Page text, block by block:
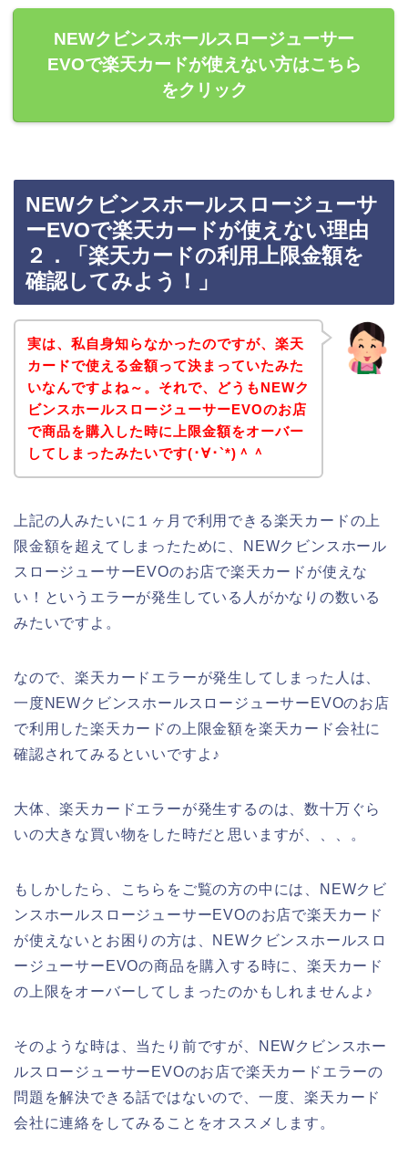
NEWクビンスホールスロージューサー
EVOで楽天カードが使えない方はこちら
をクリック
NEWクビンスホールスロージューサ
ーEVOで楽天カードが使えない理由
２．「楽天カードの利用上限金額を
確認してみよう！」
実は、私自身知らなかったのですが、楽天
カードで使える金額って決まっていたみた
いなんですよね～。それで、どうもNEWク
ビンスホールスロージューサーEVOのお店
で商品を購入した時に上限金額をオーバー
してしまったみたいです(･∀･`*)＾＾
上記の人みたいに１ヶ月で利用できる楽天カードの上
限金額を超えてしまったために、NEWクビンスホール
スロージューサーEVOのお店で楽天カードが使えな
い！というエラーが発生している人がかなりの数いる
みたいですよ。
なので、楽天カードエラーが発生してしまった人は、
一度NEWクビンスホールスロージューサーEVOのお店
で利用した楽天カードの上限金額を楽天カード会社に
確認されてみるといいですよ♪
大体、楽天カードエラーが発生するのは、数十万ぐら
いの大きな買い物をした時だと思いますが、、、。
もしかしたら、こちらをご覧の方の中には、NEWクビ
ンスホールスロージューサーEVOのお店で楽天カード
が使えないとお困りの方は、NEWクビンスホールスロ
ージューサーEVOの商品を購入する時に、楽天カード
の上限をオーバーしてしまったのかもしれませんよ♪
そのような時は、当たり前ですが、NEWクビンスホー
ルスロージューサーEVOのお店で楽天カードエラーの
問題を解決できる話ではないので、一度、楽天カード
会社に連絡をしてみることをオススメします。